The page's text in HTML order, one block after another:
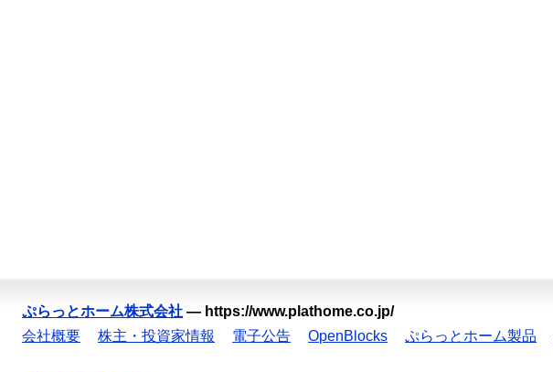
ぷらっとホーム株式会社 — https://www.plathome.co.jp/
会社概要
株主・投資家情報 電子公告 OpenBlocks ぷらっとホーム製品